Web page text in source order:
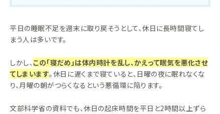
平日の睡眠不足を週末に取り戻そうとして、休日に長時間寝てし
まう人は多いです。
しかし、この「寝だめ」は体内時計を乱し、かえって眠気を悪化させ
てしまいます。休日に遅くまで寝ていると、日曜の夜に眠れなくな
り、月曜の朝がつらくなるという悪循環に陥ります。
文部科学省の資料でも、休日の起床時間を平日と2時間以上ずら